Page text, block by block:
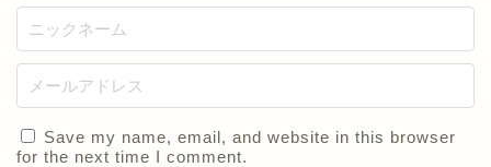
Save my name, email, and website in this browser
for the next time I comment.